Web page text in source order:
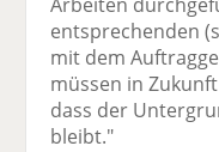
entsprechenden
mit dem
müssen in
dass der
bleibt."